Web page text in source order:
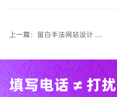
上一篇：留白手法网站设计 创造更好的用户体验
填写电话 ≠ 打扰